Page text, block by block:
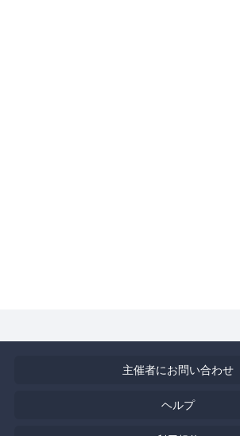
主催者にお問い合わせ
ヘルプ